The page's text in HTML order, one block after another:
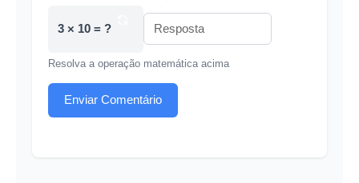
3 × 10 = ?
Resolva a operação matemática acima
Enviar Comentário